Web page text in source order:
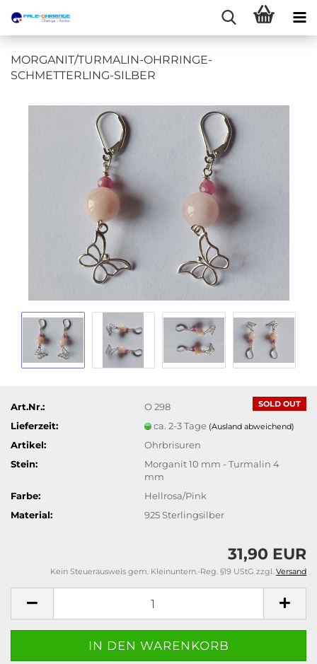
MORGANIT/TURMALIN-OHRRINGE-
SCHMETTERLING-SILBER
SOLD OUT
Art.Nr.:
O 298
Lieferzeit:
ca. 2-3 Tage (Ausland abweichend)
Artikel:
Ohrbrisuren
Stein:
Morganit 10 mm - Turmalin 4
mm
Farbe:
Hellrosa/Pink
Material:
925 Sterlingsilber
31,90 EUR
Kein Steuerausweis gem. Kleinuntern.-Reg. §19 UStG zzgl. Versand